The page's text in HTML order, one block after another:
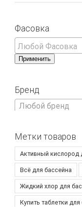
Фасовка
Применить
Бренд
Любой бренд
Метки товаров
Активный кислород
Всё для бассейна
Жидкий хлор для
Купить таблетки для